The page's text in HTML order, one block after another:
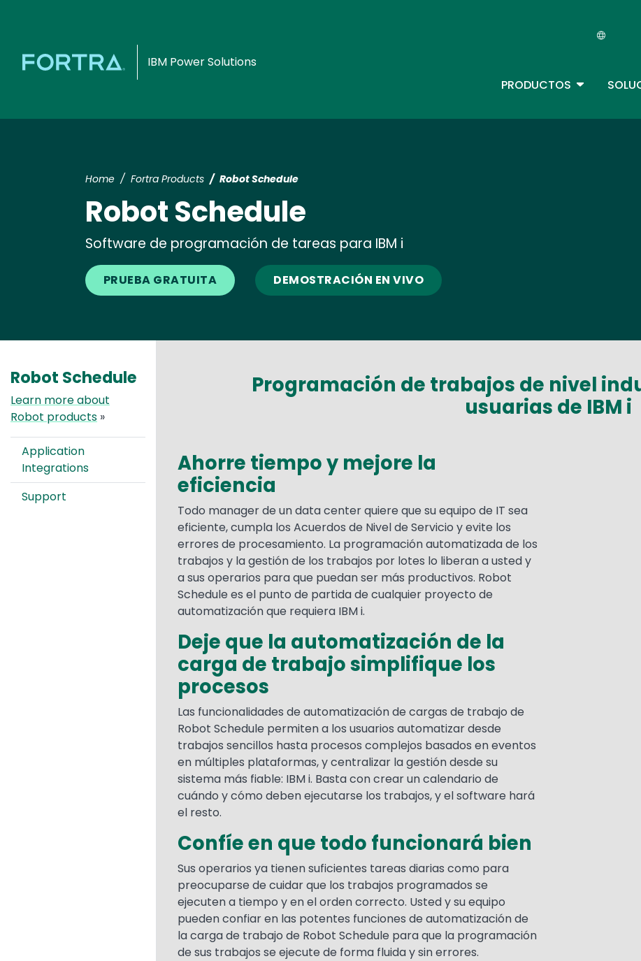
IBM Power Solutions
PRODUCTOS TOGGLE
Home Fortra Products Robot Schedule
Robot Schedule
Software de programación de tareas para IBM i
PRUEBA GRATUITA DEMOSTRACIÓN EN VIVO
Programación de trabajos de nivel
usuarias de IBM i
Ahorre tiempo y mejore la
eficiencia
Todo manager de un data center quiere que su equipo de IT sea
eficiente, cumpla los Acuerdos de Nivel de Servicio y evite los
errores de procesamiento. La programación automatizada de los
trabajos y la gestión de los trabajos por lotes lo liberan a usted y
a sus operarios para que puedan ser más productivos. Robot
Schedule es el punto de partida de cualquier proyecto de
automatización que requiera IBM i.
Deje que la automatización de la
carga de trabajo simplifique los
procesos
Las funcionalidades de automatización de cargas de trabajo de
Robot Schedule permiten a los usuarios automatizar desde
trabajos sencillos hasta procesos complejos basados en eventos
en múltiples plataformas, y centralizar la gestión desde su
sistema más fiable: IBM i. Basta con crear un calendario de
cuándo y cómo deben ejecutarse los trabajos, y el software hará
el resto.
Confíe en que todo funcionará bien
Sus operarios ya tienen suficientes tareas diarias como para
preocuparse de cuidar que los trabajos programados se
ejecuten a tiempo y en el orden correcto. Usted y su equipo
pueden confiar en las potentes funciones de automatización de
la carga de trabajo de Robot Schedule para que la programación
de sus trabajos se ejecute de forma fluida y sin errores.
Robot Schedule
Learn more about
Robot products »
Application
Integrations
Support